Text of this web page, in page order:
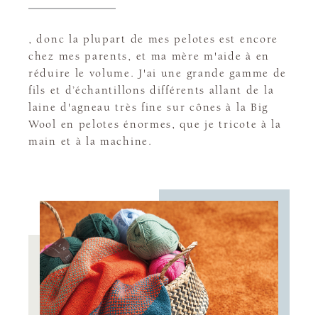
, donc la plupart de mes pelotes est encore
chez mes parents, et ma mère m'aide à en
réduire le volume. J'ai une grande gamme de
fils et d’échantillons différents allant de la
laine d'agneau très fine sur cônes à la Big
Wool en pelotes énormes, que je tricote à la
main et à la machine.